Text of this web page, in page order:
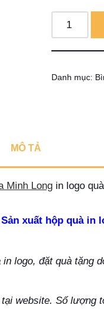
Danh mục:
MÔ TẢ
Minh Long in logo
xuất hộp quà
logo, đặt quà tặng
website. Số lượng